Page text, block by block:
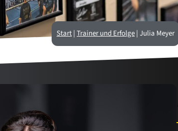
Start|Trainer und Erfolge|Julia Meyer